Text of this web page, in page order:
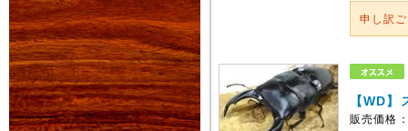
申し訳
【WD
販売価格